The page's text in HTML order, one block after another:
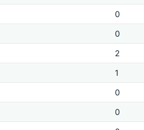
0
0
2
1
0
0